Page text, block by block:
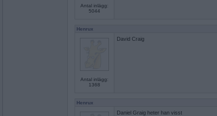
Antal inlägg:
5044
Henrux
Antal inlägg:
1368
David Craig
Henrux
Daniel Graig heter han visst